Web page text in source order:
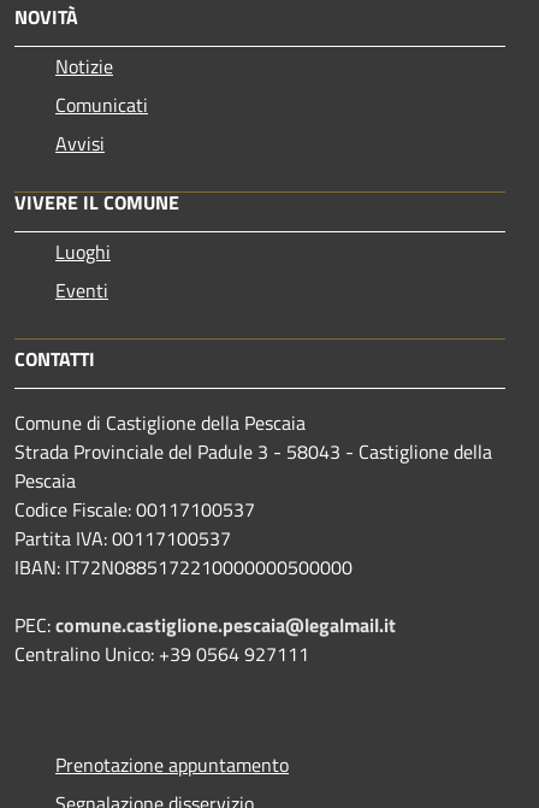
NOVITÀ
Notizie
Comunicati
Avvisi
VIVERE IL COMUNE
Luoghi
Eventi
CONTATTI
Comune di Castiglione della Pescaia
Strada Provinciale del Padule 3 - 58043 - Castiglione della
Pescaia
Codice Fiscale: 00117100537
Partita IVA: 00117100537
IBAN: IT72N0885172210000000500000
PEC:comune.castiglione.pescaia@legalmail.it
Centralino Unico: +39 0564 927111
Prenotazione appuntamento